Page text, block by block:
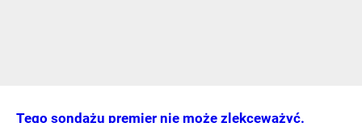
Tego sondażu premier nie może zlekceważyć.